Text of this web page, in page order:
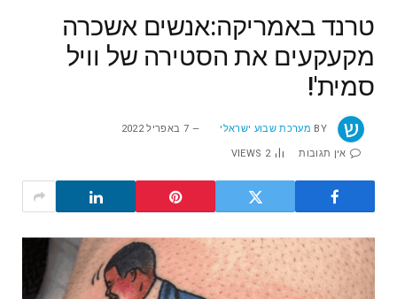
טרנד באמריקה:אנשים אשכרה
מקעקעים את הסטירה של וויל
סמית'!
BY מערכת שבוע ישראלי 7 באפריל 2022
אין תגובות 2
VIEWS